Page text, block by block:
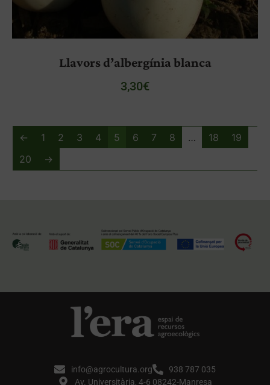
Llavors d’albergínia blanca
3,30€
← 1 2 3 4 5 6 7 8 … 18
19
20
→
info@agrocultura.org
938 787 035
Av. Universitària, 4-6 08242-Manresa